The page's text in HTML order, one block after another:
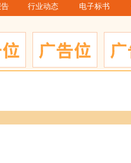
行业动态 电子标书